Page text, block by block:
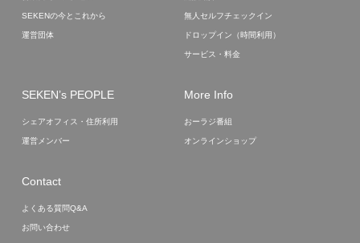
SEKENの今とこれから
運営団体
無人セルフチェックイン
ドロップイン（時間利用）
サービス・料金
SEKEN’s PEOPLE
シェアオフィス・住所利用
運営メンバー
More Info
おーラジ番組
オンラインショップ
Contact
よくある質問Q&A
お問い合わせ